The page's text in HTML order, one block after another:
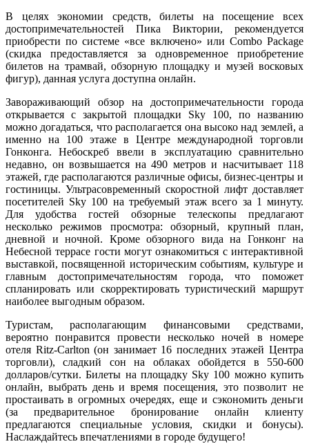
В целях экономии средств, билеты на посещение всех
достопримечательностей Пика Виктории, рекомендуется
приобрести по системе «все включено» или Combo Package
(скидка предоставляется за одновременное приобретение
билетов на трамвай, обзорную площадку и музей восковых
фигур), данная услуга доступна онлайн.
Завораживающий обзор на достопримечательности города
открывается с закрытой площадки Sky 100, по названию
можно догадаться, что располагается она высоко над землей, а
именно на 100 этаже в Центре международной торговли
Гонконга. Небоскреб ввели в эксплуатацию сравнительно
недавно, он возвышается на 490 метров и насчитывает 118
этажей, где располагаются различные офисы, бизнес-центры и
гостиницы. Ультрасовременный скоростной лифт доставляет
посетителей Sky 100 на требуемый этаж всего за 1 минуту.
Для удобства гостей обзорные телескопы предлагают
несколько режимов просмотра: обзорный, крупный план,
дневной и ночной. Кроме обзорного вида на Гонконг на
Небесной террасе гости могут ознакомиться с интерактивной
выставкой, посвященной историческим событиям, культуре и
главным достопримечательностям города, что поможет
спланировать или скорректировать туристический маршрут
наиболее выгодным образом.
Туристам, располагающим финансовыми средствами,
вероятно понравится провести несколько ночей в номере
отеля Ritz-Carlton (он занимает 16 последних этажей Центра
торговли), сладкий сон на облаках обойдется в 550-600
долларов/сутки. Билеты на площадку Sky 100 можно купить
онлайн, выбрать день и время посещения, это позволит не
простаивать в огромных очередях, еще и сэкономить деньги
(за предварительное бронирование онлайн клиенту
предлагаются специальные условия, скидки и бонусы).
Наслаждайтесь впечатлениями в городе будущего!